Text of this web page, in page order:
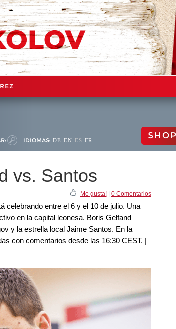
IDIOMAS: DE EN ES FR SHOP
vs. Santos
Me gusta!| 0 Comentarios
celebrando entre el 6 y el 10 de julio. Una
en la capital leonesa. Boris Gelfand
y la estrella local Jaime Santos. En la
con comentarios desde las 16:30 CEST. |